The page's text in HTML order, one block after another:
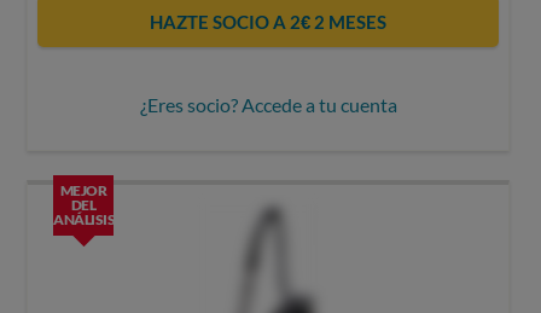
HAZTE SOCIO A 2€ 2 MESES
¿Eres socio? Accede a tu cuenta
MEJOR
DEL
ANÁLISIS